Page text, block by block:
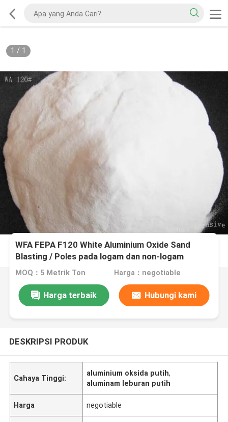
1 / 1
WFA FEPA F120 White Aluminium Oxide Sand
Blasting / Poles pada logam dan non-logam
MOQ：5 Metrik Ton Harga：negotiable
Harga terbaik Hubungi kami
DESKRIPSI PRODUK
Cahaya Tinggi:
aluminium oksida putih,
aluminam leburan putih
Harga negotiable